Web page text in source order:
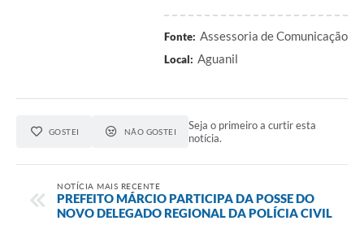
Fonte: Assessoria de Comunicação
Local: Aguanil
GOSTEI NÃO GOSTEI
Seja o primeiro a curtir esta
notícia.
NOTÍCIA MAIS RECENTE
PREFEITO MÁRCIO PARTICIPA DA POSSE DO
NOVO DELEGADO REGIONAL DA POLÍCIA CIVIL